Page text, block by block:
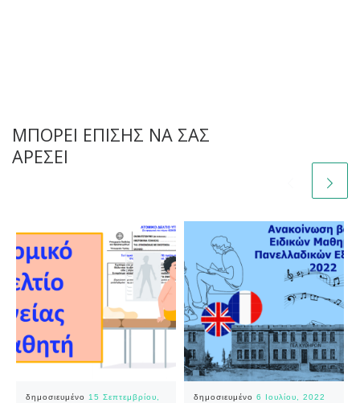
ΜΠΟΡΕΊ ΕΠΊΣΗΣ ΝΑ ΣΑΣ
ΑΡΈΣΕΙ
δημοσιευμένο
15 Σεπτεμβρίου,
δημοσιευμένο 6 Ιουλίου, 2022